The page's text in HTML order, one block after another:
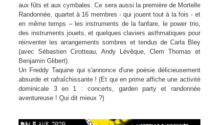
aux fûts et aux cymbales. Ce sera aussi la première de Mortelle
Randonnée, quartet à 16 membres - qui jouent tout à la fois - et
en même temps – les instruments de la fanfare, le power trio,
des instruments jouets, et quelques claviers asthmatiques pour
réinventer les arrangements sombres et tendus de Carla Bley
(avec Sébastien Cirotteau, Andy Lévêque, Clem Thomas et
Benjamin Glibert).
Un Freddy Taquine qui s'annonce d'une poésie délicieusement
absurde et rafraîchissante ! (Et qui en prime affiche une activité
dominicale 3 en 1 : concerts, garden party et randonnée
aventureuse ! Qui dit mieux ?)